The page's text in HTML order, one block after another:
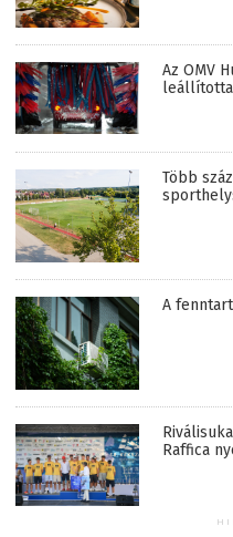
Az OMV
leállította
Több
A
Raffica